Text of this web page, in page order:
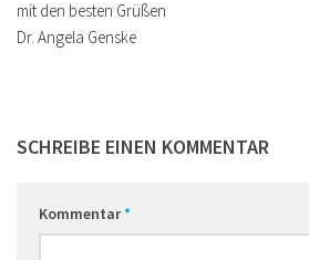
mit den besten Grüßen
Dr. Angela Genske
SCHREIBE EINEN KOMMENTAR
Kommentar*